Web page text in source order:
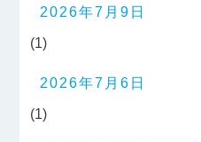
2026年7月9日
(1)
2026年7月6日
(1)